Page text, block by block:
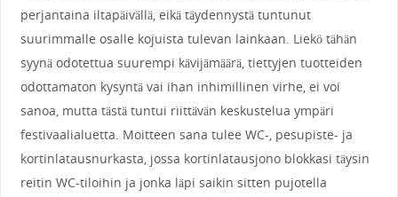
perjantaina iltapäivällä, eikä täydennystä tuntunut
suurimmalle osalle kojuista tulevan lainkaan. Liekö tähän
syynä odotettua suurempi kävijämäärä, tiettyjen tuotteiden
odottamaton kysyntä vai ihan inhimillinen virhe, ei voi
sanoa, mutta tästä tuntui riittävän keskustelua ympäri
festivaalialuetta. Moitteen sana tulee WC-, pesupiste- ja
kortinlatausnurkasta, jossa kortinlatausjono blokkasi täysin
reitin WC-tiloihin ja jonka läpi saikin sitten pujotella